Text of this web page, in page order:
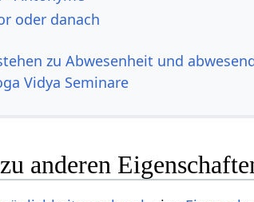
oder danach
zu Abwesenheit und
Vidya Seminare
anderen